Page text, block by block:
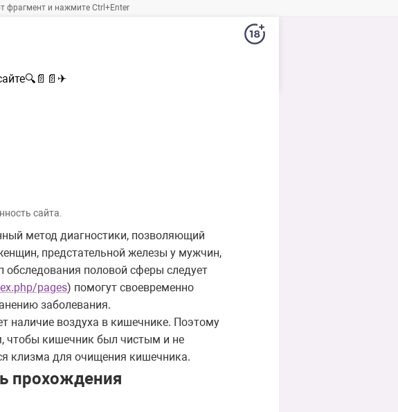
фрагмент и нажмите Ctrl+Enter
🔍 📄 📄 ✈
сайта.
метод диагностики, позволяющий
предстательной железы у мужчин,
половой сферы следует
pages) помогут своевременно
заболевания.
наличие воздуха в кишечнике. Поэтому
чтобы кишечник был чистым и не
клизма для очищения кишечника.
прохождения